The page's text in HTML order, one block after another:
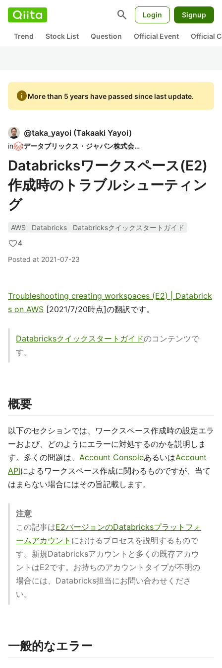
search Login Signup
Trend Stock List Question Official Event Official
infoMore than 5 years have passed since last update.
@taka_yayoi (Takaaki Yayoi)
in データブリックス・ジャパン株式会社
Databricksワークスペース(E2)
作成時のトラブルシューティン
グ
AWS Databricks
Databricksクイックスタートガイド
4
Posted at 2021-07-23
Troubleshooting creating workspaces (E2) | Databrick
s on AWS [2021/7/20時点]の翻訳です。
Databricksクイックスタートガイドのコンテンツで
す。
概要
以下のセクションでは、ワークスペース作成時の設定エラ
ーおよび、どのようにエラーに対処するのかを説明しま
す。多くの問題は、 Account ConsoleあるいはAccount
APIによるワークスペース作成に関わるものですが、当て
はまらない場合にはその旨記載します。
注意
この記事はE2バージョンのDatabricksプラットフォ
ームアカウント におけるプロセスを説明するもので
す。新規Databricksアカウントと多くの既存アカウ
ントはE2です。お持ちのアカウントタイプが不明の
場合には、Databricks担当にお問い合わせくださ
い。
一般的なエラー